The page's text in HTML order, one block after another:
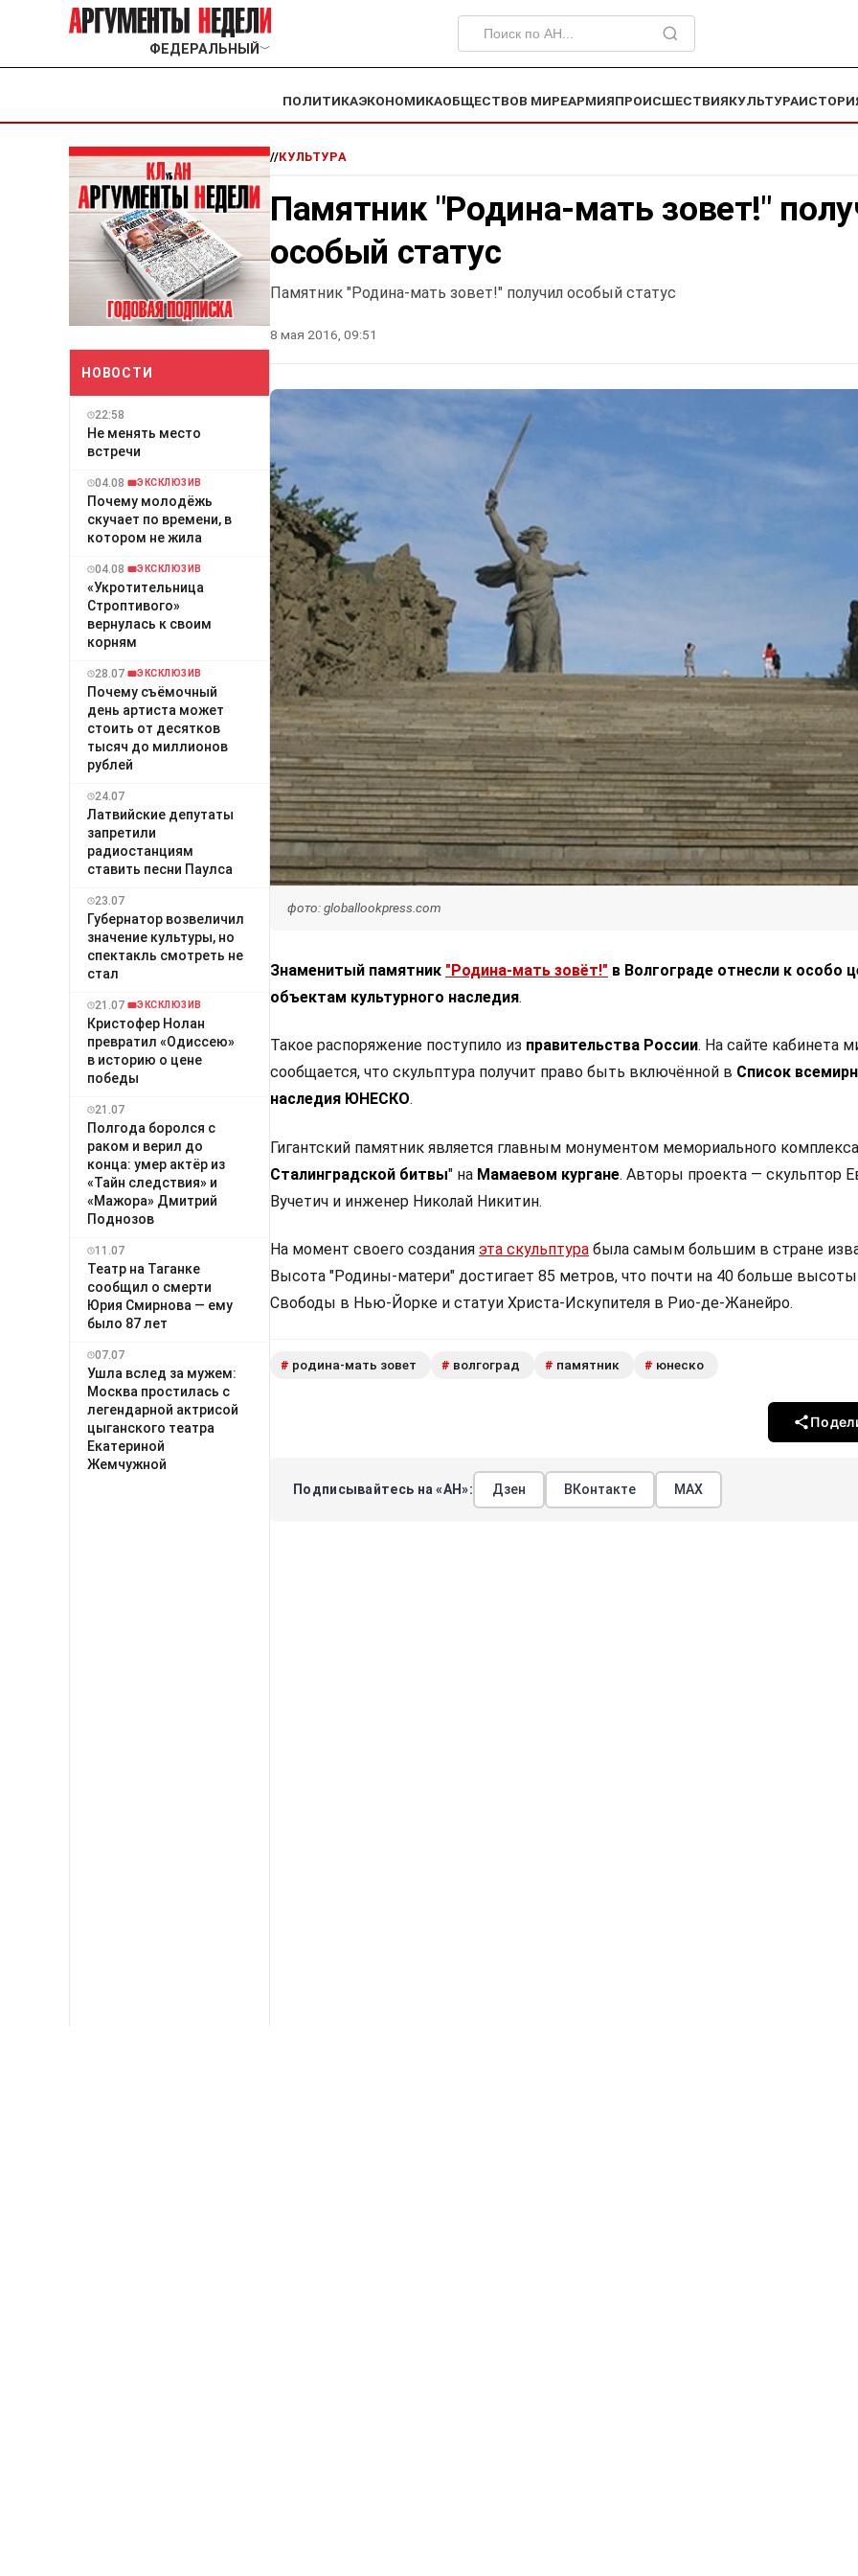
ФЕДЕРАЛЬНЫЙ ﹀
ПОЛИТИКАЭКОНОМИКАОБЩЕСТВОВ МИРЕАРМИЯПРОИСШЕСТВИЯКУЛЬТУРА
НОВОСТИ
22:58
Не менять место
встречи
04.08 ЭКСКЛЮЗИВ
Почему молодёжь
скучает по времени, в
котором не жила
04.08 ЭКСКЛЮЗИВ
«Укротительница
Строптивого»
вернулась к своим
корням
28.07 ЭКСКЛЮЗИВ
Почему съёмочный
день артиста может
стоить от десятков
тысяч до миллионов
рублей
24.07
Латвийские депутаты
запретили
радиостанциям
ставить песни Паулса
23.07
Губернатор возвеличил
значение культуры, но
спектакль смотреть не
стал
21.07 ЭКСКЛЮЗИВ
Кристофер Нолан
превратил «Одиссею»
в историю о цене
победы
21.07
Полгода боролся с
раком и верил до
конца: умер актёр из
«Тайн следствия» и
«Мажора» Дмитрий
Поднозов
11.07
Театр на Таганке
сообщил о смерти
Юрия Смирнова — ему
было 87 лет
07.07
Ушла вслед за мужем:
Москва простилась с
легендарной актрисой
цыганского театра
Екатериной
Жемчужной
//КУЛЬТУРА
Памятник "Родина-мать зовет!"
особый статус
Памятник "Родина-мать зовет!" получил особый статус
8 мая 2016, 09:51
фото: globallookpress.com
Знаменитый памятник "Родина-мать зовёт!" в Волгограде отнесли к особо
объектам культурного наследия.
Такое распоряжение поступило из правительства России. На сайте кабинета
сообщается, что скульптура получит право быть включённой в Список
наследия ЮНЕСКО.
Гигантский памятник является главным монументом мемориального
Сталинградской битвы" на Мамаевом кургане. Авторы проекта — скульптор
Вучетич и инженер Николай Никитин.
На момент своего создания эта скульптура была самым большим в стране
Высота "Родины-матери" достигает 85 метров, что почти на 40 больше высоты
Свободы в Нью-Йорке и статуи Христа-Искупителя в Рио-де-Жанейро.
# родина-мать зовет # волгоград # памятник # юнеско
Подписывайтесь на «АН»: Дзен ВКонтакте МАХ